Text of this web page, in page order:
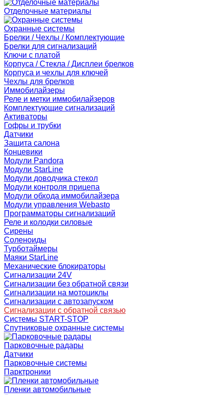
Отделочные материалы
Охранные системы
Брелки / Чехлы / Комплектующие
Брелки для сигнализаций
Ключи с платой
Корпуса / Стекла / Дисплеи брелков
Корпуса и чехлы для ключей
Чехлы для брелков
Иммобилайзеры
Реле и метки иммобилайзеров
Комплектующие сигнализаций
Активаторы
Гофры и трубки
Датчики
Защита салона
Концевики
Модули Pandora
Модули StarLine
Модули доводчика стекол
Модули контроля прицепа
Модули обхода иммобилайзера
Модули управления Webasto
Программаторы сигнализаций
Реле и колодки силовые
Сирены
Соленоиды
Турботаймеры
Маяки StarLine
Механические блокираторы
Сигнализации 24V
Сигнализации без обратной связи
Сигнализации на мотоциклы
Сигнализации с автозапуском
Сигнализации с обратной связью
Системы START-STOP
Спутниковые охранные системы
Парковочные радары
Датчики
Парковочные системы
Парктроники
Пленки автомобильные